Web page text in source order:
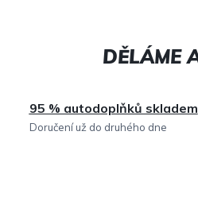
95 % autodoplňků skladem
Doručení už do druhého dne